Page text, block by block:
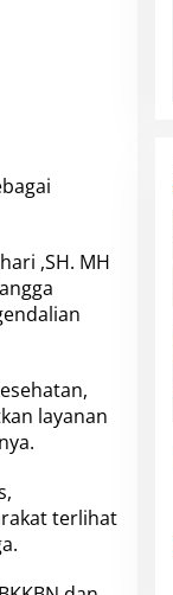
,SH. MH
layanan
terlihat